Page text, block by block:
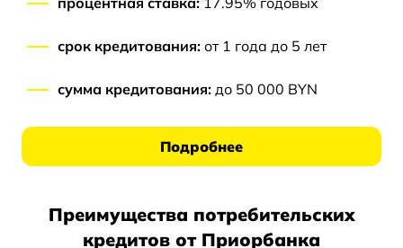
срок кредитования: от 1 года до 5 лет
сумма кредитования: до 50 000 BYN
Подробнее
Преимущества потребительских
кредитов от Приорбанка